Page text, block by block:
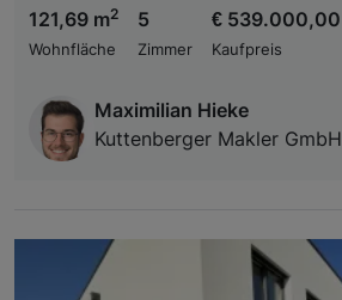
121,69 m2
Wohnfläche
5
Zimmer
€ 539.000,00
Kaufpreis
Maximilian Hieke
Kuttenberger Makler GmbH